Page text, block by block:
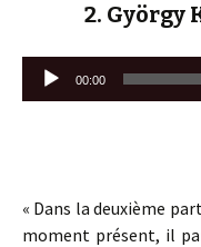
2. György
Lecteur
audio
00:00
« Dans la deuxième
moment présent, il